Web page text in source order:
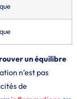
un équilibre
n’est pas
de